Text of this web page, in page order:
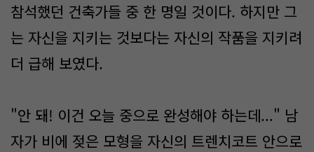
참석했던 건축가들 중 한 명일 것이다. 하지만 그
는 자신을 지키는 것보다는 자신의 작품을 지키려
더 급해 보였다.
"안 돼! 이건 오늘 중으로 완성해야 하는데..." 남
자가 비에 젖은 모형을 자신의 트렌치코트 안으로